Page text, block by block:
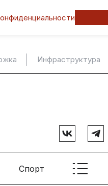
Инфраструктура
Спорт